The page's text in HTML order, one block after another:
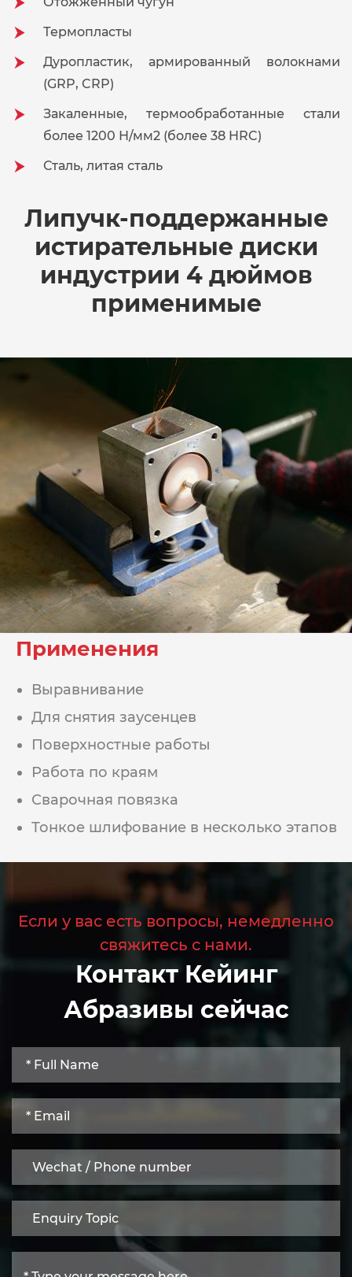
Термопласты
Дуропластик, армированный волокнами
(GRP, CRP)
Закаленные, термообработанные стали
более 1200 Н/мм2 (более 38 HRC)
Сталь, литая сталь
Липучк-поддержанные
истирательные диски
индустрии 4 дюймов
применимые
Применения
Выравнивание
Для снятия заусенцев
Поверхностные работы
Работа по краям
Сварочная повязка
Тонкое шлифование в несколько этапов
Если у вас есть вопросы, немедленно
свяжитесь с нами.
Контакт Кейинг
Абразивы сейчас